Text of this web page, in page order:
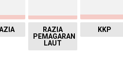
RAZIA
PEMAGARAN
LAUT
KKP